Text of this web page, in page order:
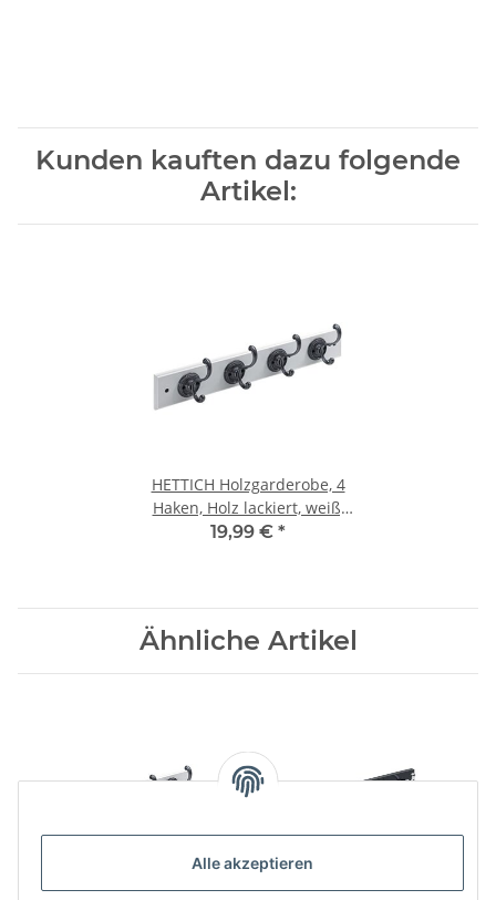
Alle akzeptieren
Kunden kauften dazu folgende
Artikel:
HETTICH Holzgarderobe, 4
Haken, Holz lackiert, weiß,
silberfarben, 500x 80x
19,99 € *
Ähnliche Artikel